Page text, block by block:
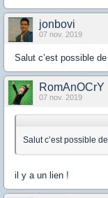
jonbovi
07 nov. 2019
Salut c’est possible
RomAnOCrY
07 nov. 2019
Salut c’est possible
il y a un lien !